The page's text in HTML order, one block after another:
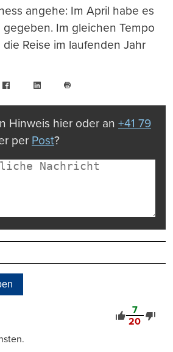
angehe: Im April habe es
Im gleichen Tempo
Reise im laufenden Jahr
FacebookLinkedIn
drucken
Hinweis hier oder an +41 79
per Post?
7
20